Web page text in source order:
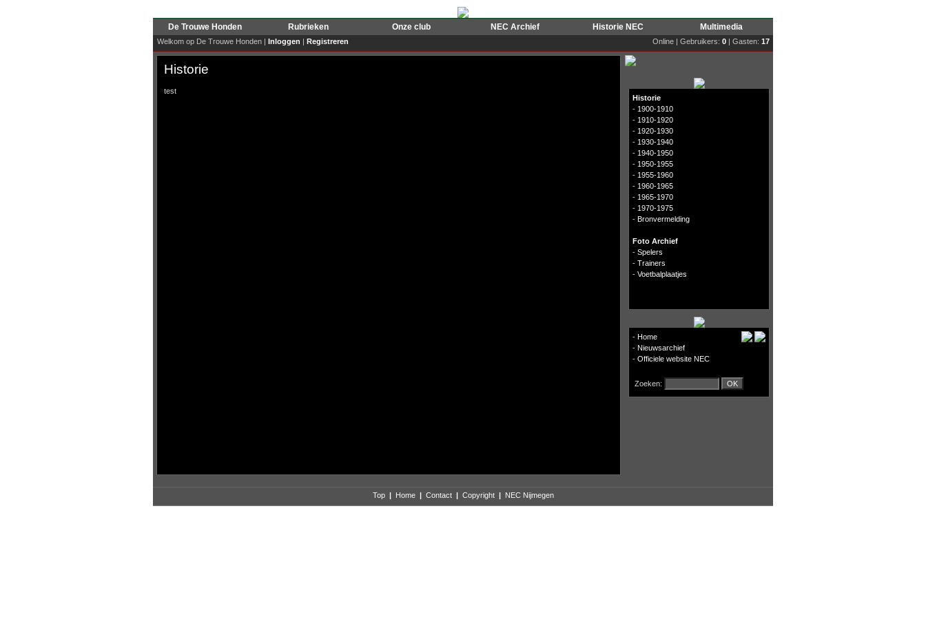
De Trouwe Honden Rubrieken Onze club NEC Archief Historie NEC Multimedia
Welkom op De Trouwe Honden | Inloggen | Registreren Online | Gebruikers: 0 | Gasten: 17
Historie
test
Historie
- 1900-1910
- 1910-1920
- 1920-1930
- 1930-1940
- 1940-1950
- 1950-1955
- 1955-1960
- 1960-1965
- 1965-1970
- 1970-1975
- Bronvermelding
Foto Archief
- Spelers
- Trainers
- Voetbalplaatjes
- Home
- Nieuwsarchief
- Officiele website NEC
Zoeken:
Top | Home | Contact | Copyright | NEC Nijmegen